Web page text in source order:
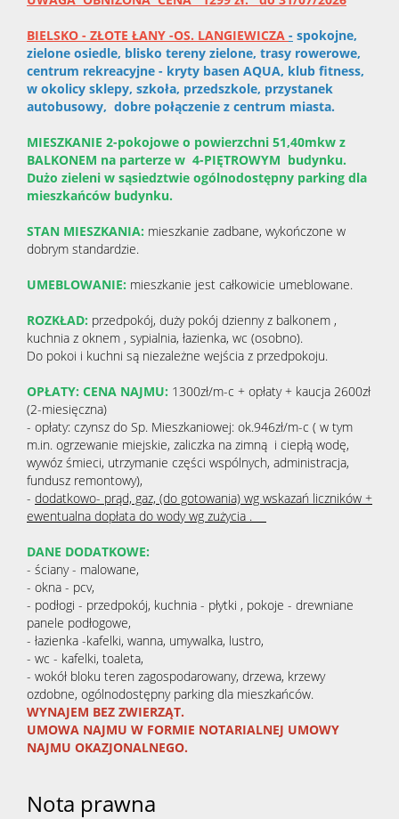
BIELSKO - ZŁOTE ŁANY -OS. LANGIEWICZA - spokojne,
zielone osiedle, blisko tereny zielone, trasy rowerowe,
centrum rekreacyjne - kryty basen AQUA, klub fitness,
w okolicy sklepy, szkoła, przedszkole, przystanek
autobusowy, dobre połączenie z centrum miasta.
MIESZKANIE 2-pokojowe o powierzchni 51,40mkw z
BALKONEM na parterze w 4-PIĘTROWYM budynku.
Dużo zieleni w sąsiedztwie ogólnodostępny parking dla
mieszkańców budynku.
STAN MIESZKANIA: mieszkanie zadbane, wykończone w
dobrym standardzie.
UMEBLOWANIE: mieszkanie jest całkowicie umeblowane.
ROZKŁAD: przedpokój, duży pokój dzienny z balkonem ,
kuchnia z oknem , sypialnia, łazienka, wc (osobno).
Do pokoi i kuchni są niezależne wejścia z przedpokoju.
OPŁATY: CENA NAJMU: 1300zł/m-c + opłaty + kaucja 2600zł
(2-miesięczna)
- opłaty: czynsz do Sp. Mieszkaniowej: ok.946zł/m-c ( w tym
m.in. ogrzewanie miejskie, zaliczka na zimną i ciepłą wodę,
wywóz śmieci, utrzymanie części wspólnych, administracja,
fundusz remontowy),
- dodatkowo- prąd, gaz, (do gotowania) wg wskazań liczników +
ewentualna dopłata do wody wg zużycia .
DANE DODATKOWE:
- ściany - malowane,
- okna - pcv,
- podłogi - przedpokój, kuchnia - płytki , pokoje - drewniane
panele podłogowe,
- łazienka -kafelki, wanna, umywalka, lustro,
- wc - kafelki, toaleta,
- wokół bloku teren zagospodarowany, drzewa, krzewy
ozdobne, ogólnodostępny parking dla mieszkańców.
WYNAJEM BEZ ZWIERZĄT.
UMOWA NAJMU W FORMIE NOTARIALNEJ UMOWY
NAJMU OKAZJONALNEGO.
Nota prawna